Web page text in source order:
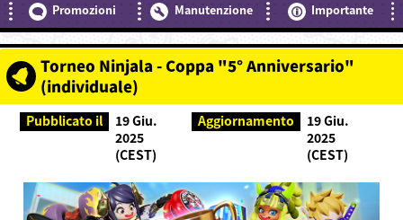
Promozioni
Manutenzione Importante
Torneo Ninjala - Coppa "5° Anniversario"
(individuale)
Pubblicato il
19 Giu.
2025
(CEST)
Aggiornamento
19 Giu.
2025
(CEST)